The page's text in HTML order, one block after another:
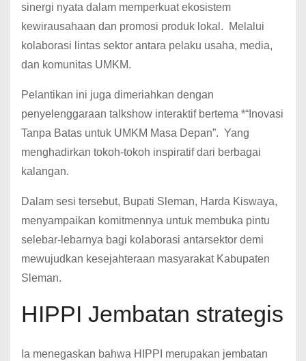
sinergi nyata dalam memperkuat ekosistem
kewirausahaan dan promosi produk lokal. Melalui
kolaborasi lintas sektor antara pelaku usaha, media,
dan komunitas UMKM.
Pelantikan ini juga dimeriahkan dengan
penyelenggaraan talkshow interaktif bertema *“Inovasi
Tanpa Batas untuk UMKM Masa Depan”. Yang
menghadirkan tokoh-tokoh inspiratif dari berbagai
kalangan.
Dalam sesi tersebut, Bupati Sleman, Harda Kiswaya,
menyampaikan komitmennya untuk membuka pintu
selebar-lebarnya bagi kolaborasi antarsektor demi
mewujudkan kesejahteraan masyarakat Kabupaten
Sleman.
HIPPI Jembatan strategis
Ia menegaskan bahwa HIPPI merupakan jembatan